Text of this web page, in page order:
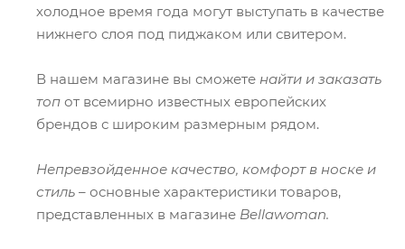
холодное время года могут выступать в качестве
нижнего слоя под пиджаком или свитером.
В нашем магазине вы сможете найти и заказать
топ от всемирно известных европейских
брендов с широким размерным рядом.
Непревзойденное качество, комфорт в носке и
стиль – основные характеристики товаров,
представленных в магазине Bellawoman.